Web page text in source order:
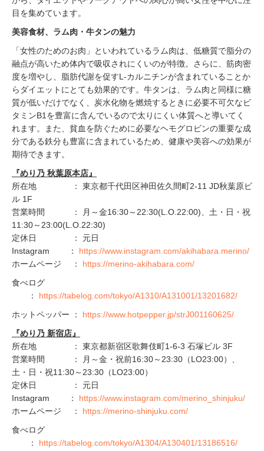
目を集めています。
美容食材、ラム肉・牛タンの魅力
「女性のためのお肉」といわれているラム肉は、低糖質で脂分の
融点が高いため体内で吸収されにくいのが特徴。さらに、筋肉密
度を増やし、脂肪代謝を促すL-カルニチンが含まれていることか
らダイエットにとても効果的です。牛タンは、ラム肉と同様に糖
質が低いだけでなく、炭水化物を燃焼するときに必要不可欠なビ
タミンB1を豊富に含んでいるので太りにくい体質へと導いてく
れます。また、貧血を防ぐために必要なヘモグロビンの重要な成
分である鉄分も豊富に含まれているため、健康や美容への効果が
期待できます。
『めり乃 秋葉原本店』
所在地 ： 東京都千代田区神田佐久間町2-11 JD秋葉原ビ
ル 1F
営業時間 ： 月～金16:30～22:30(L.O.22:00)、土・日・祝
11:30～23:00(L.O.22:30)
定休日 ： 元日
Instagram ： https://www.instagram.com/akihabara.merino/
ホームページ ： https://merino-akihabara.com/
食べログ
： https://tabelog.com/tokyo/A1310/A131001/13201682/
ホットペッパー ： https://www.hotpepper.jp/strJ001160625/
『めり乃 新宿店』
所在地 ： 東京都新宿区歌舞伎町1-6-3 石塚ビル 3F
営業時間 ： 月～金・祝前16:30～23:30（LO23:00）、
土・日・祝11:30～23:30（LO23:00）
定休日 ： 元日
Instagram ： https://www.instagram.com/merino_shinjuku/
ホームページ ： https://merino-shinjuku.com/
食べログ
： https://tabelog.com/tokyo/A1304/A130401/13186516/